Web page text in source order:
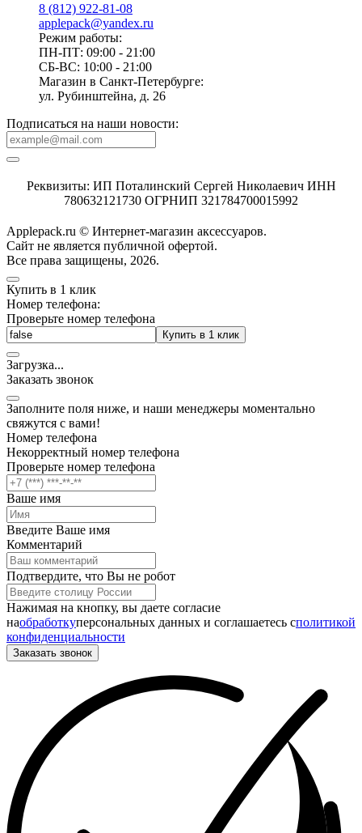
8 (812) 922-81-08
applepack@yandex.ru
Режим работы:
ПН-ПТ: 09:00 - 21:00
СБ-ВС: 10:00 - 21:00
Магазин в Санкт-Петербурге:
ул. Рубинштейна, д. 26
Подписаться на наши новости:
Реквизиты: ИП Поталинский Сергей Николаевич ИНН
780632121730 ОГРНИП 321784700015992
Applepack.ru © Интернет-магазин аксессуаров.
Cайт не является публичной офертой.
Все права защищены, 2026.
Купить в 1 клик
Номер телефона:
Проверьте номер телефона
Купить в 1 клик
Загрузка...
Заказать звонок
Заполните поля ниже, и наши менеджеры моментально
свяжутся с вами!
Номер телефона
Некорректный номер телефона
Проверьте номер телефона
Ваше имя
Введите Ваше имя
Комментарий
Подтвердите, что Вы не робот
Нажимая на кнопку, вы даете согласие
наобработкуперсональных данных и соглашаетесь cполитикой
конфиденциальности
Заказать звонок